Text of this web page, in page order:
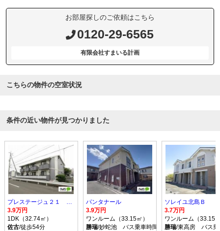
お部屋探しのご依頼はこちら
0120-29-6565
有限会社すまいる計画
こちらの物件の空室状況
条件の近い物件が見つかりました
プレステージュ２１ ３棟
3.9万円
1DK（32.74㎡）
佐古/徒歩54分
パンタナール
3.9万円
ワンルーム（33.15㎡）
勝瑞/妙蛇池 バス乗車時間5分 停歩4分
ソレイユ北島Ｂ
3.7万円
ワンルーム（33.15
勝瑞/東高房 バス